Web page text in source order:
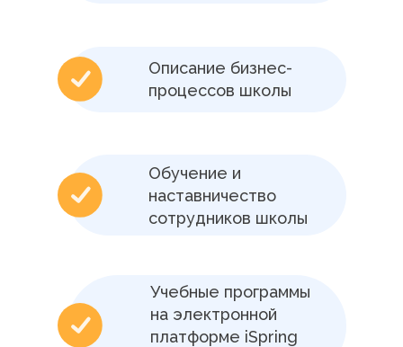
Обучение и
наставничество
сотрудников школы
Учебные программы
на электронной
платформе iSpring
Описание бизнес-
процессов школы